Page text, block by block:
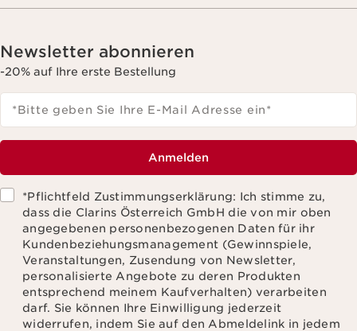
Newsletter abonnieren
-20% auf Ihre erste Bestellung
*Bitte geben Sie Ihre E-Mail Adresse ein*
Anmelden
*Pflichtfeld Zustimmungserklärung: Ich stimme zu,
dass die Clarins Österreich GmbH die von mir oben
angegebenen personenbezogenen Daten für ihr
Kundenbeziehungsmanagement (Gewinnspiele,
Veranstaltungen, Zusendung von Newsletter,
personalisierte Angebote zu deren Produkten
entsprechend meinem Kaufverhalten) verarbeiten
darf. Sie können Ihre Einwilligung jederzeit
widerrufen, indem Sie auf den Abmeldelink in jedem